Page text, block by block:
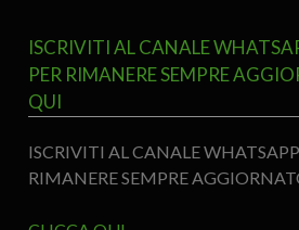
ISCRIVITI AL CANALE
PER RIMANERE SEMPRE
QUI
ISCRIVITI AL CANALE
RIMANERE SEMPRE